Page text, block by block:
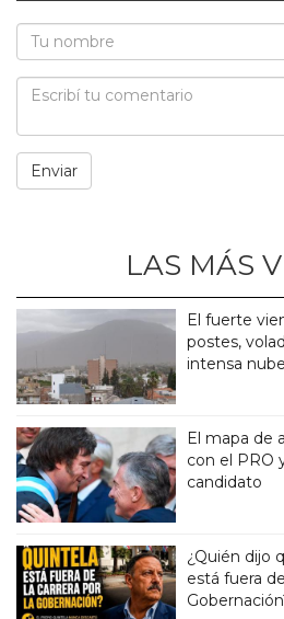
LAS MÁS
El fuerte
postes,
intensa
El mapa de
con el PRO
candidato
¿Quién dijo
está fuera